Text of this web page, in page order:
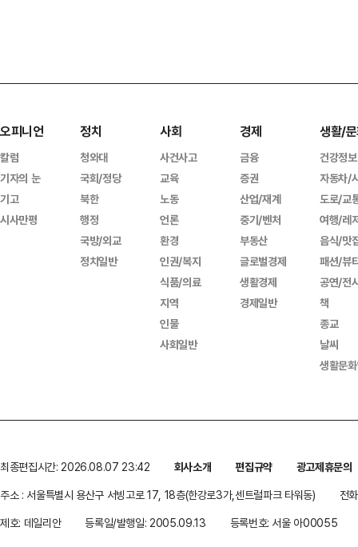
오피니언
칼럼
기자의 눈
기고
시사만평
정치
청와대
국회/정당
북한
행정
국방/외교
정치일반
사회
사건사고
교육
노동
언론
환경
인권/복지
식품/의료
지역
인물
사회일반
경제
금융
증권
산업/재계
중기/벤처
부동산
글로벌경제
생활경제
경제일반
생활/
건강정보
자동차/
도로/교
여행/레
음식/맛
패션/뷰
공연/전
책
종교
날씨
생활문
최종편집시간: 2026.08.07 23:42 회사소개 편집규약
광고제휴문의
주소 : 서울특별시 용산구 서빙고로 17, 18층(한강로3가,센트럴파크 타워동)
전
제호: 데일리안
등록일/발행일: 2005.09.13 등록번호: 서울 아00055